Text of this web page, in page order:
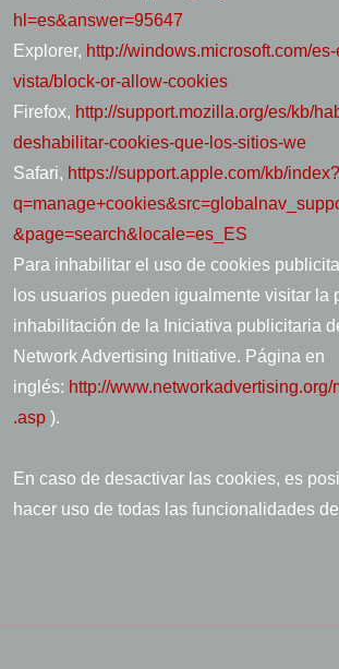
hl=es&answer=95647
Explorer, http://windows.microsoft.com/
vista/block-or-allow-cookies
Firefox, http://support.mozilla.org/es/kb/
deshabilitar-cookies-que-los-sitios-we
Safari, https://support.apple.com/kb/index?
&page=search&locale=es_ES
Para inhabilitar el uso de cookies
los usuarios pueden igualmente visitar la
inhabilitación de la Iniciativa publicitaria
Network Advertising Initiative. Página en
inglés: http://
.asp ).
En caso de desactivar las cookies, es
hacer uso de todas las funcionalidades